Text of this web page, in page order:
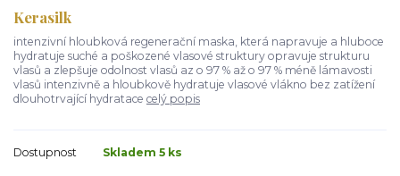
Kerasilk
intenzivní hloubková regenerační maska, která napravuje a hluboce
hydratuje suché a poškozené vlasové struktury opravuje strukturu
vlasů a zlepšuje odolnost vlasů az o 97 % až o 97 % méně lámavosti
vlasů intenzivně a hloubkově hydratuje vlasové vlákno bez zatížení
dlouhotrvající hydratace celý popis
Dostupnost Skladem 5 ks